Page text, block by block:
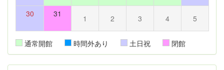
30 31 1 2 3 4 5
通常開館 時間外あり 土日祝 閉館